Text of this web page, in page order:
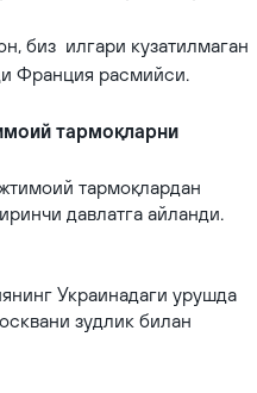
биз илгари кузатилмаган
Франция расмийси.
тармоқларни
тармоқлардан
давлатга айланди.
Украинадаги урушда
зудлик билан